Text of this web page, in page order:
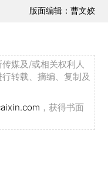
版面编辑：曹文姣
媒及/或相关权利人
转载、摘编、复制及
，获得书面